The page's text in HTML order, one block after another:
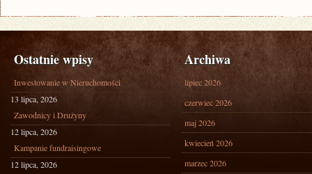
Ostatnie wpisy
Inwestowanie w Nieruchomości
13 lipca, 2026
Zawodnicy i Drużyny
12 lipca, 2026
Kampanie fundraisingowe
12 lipca, 2026
Archiwa
lipiec 2026
czerwiec 2026
maj 2026
kwiecień 2026
marzec 2026